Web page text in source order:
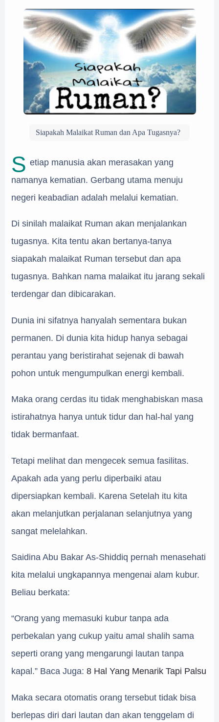
Siapakah Malaikat Ruman dan Apa Tugasnya?
S etiap manusia akan merasakan yang
namanya kematian. Gerbang utama menuju
negeri keabadian adalah melalui kematian.
Di sinilah malaikat Ruman akan menjalankan
tugasnya. Kita tentu akan bertanya-tanya
siapakah malaikat Ruman tersebut dan apa
tugasnya. Bahkan nama malaikat itu jarang sekali
terdengar dan dibicarakan.
Dunia ini sifatnya hanyalah sementara bukan
permanen. Di dunia kita hidup hanya sebagai
perantau yang beristirahat sejenak di bawah
pohon untuk mengumpulkan energi kembali.
Maka orang cerdas itu tidak menghabiskan masa
istirahatnya hanya untuk tidur dan hal-hal yang
tidak bermanfaat.
Tetapi melihat dan mengecek semua fasilitas.
Apakah ada yang perlu diperbaiki atau
dipersiapkan kembali. Karena Setelah itu kita
akan melanjutkan perjalanan selanjutnya yang
sangat melelahkan.
Saidina Abu Bakar As-Shiddiq pernah menasehati
kita melalui ungkapannya mengenai alam kubur.
Beliau berkata:
“Orang yang memasuki kubur tanpa ada
perbekalan yang cukup yaitu amal shalih sama
seperti orang yang mengarungi lautan tanpa
kapal.” Baca Juga: 8 Hal Yang Menarik Tapi Palsu
Maka secara otomatis orang tersebut tidak bisa
berlepas diri dari lautan dan akan tenggelam di